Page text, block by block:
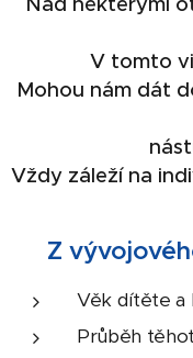
V tomto
Mohou nám dát
Vždy záleží na
Z
Věk dítěte a
Průběh